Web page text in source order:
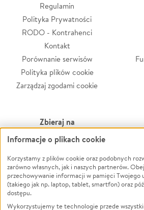
Regulamin
Polityka Prywatności
RODO - Kontrahenci
Kontakt
Porównanie serwisów
Polityka plików cookie
Zarządzaj zgodami cookie
Zbieraj na
Leczenie
Zwierzęta
Pożar
Ukraina
Informacje o plikach cookie
Korzystamy z plików cookie oraz podobnych
zarówno własnych, jak i naszych partnerów.
przechowywanie informacji w pamięci Twojego
(takiego jak np. laptop, tablet, smartfon) oraz
dostępu.
Wykorzystujemy te technologie przede